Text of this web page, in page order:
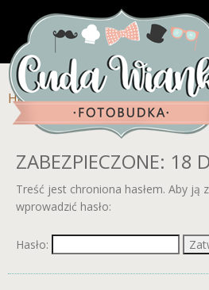
Home»Zdjęcia dla klientów»
ZABEZPIECZONE: 18
Treść jest chroniona hasłem. Aby ją
wprowadzić hasło:
Hasło: